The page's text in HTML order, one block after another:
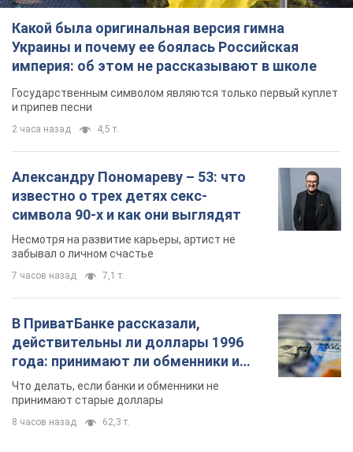
Какой была оригинальная версия гимна
Украины и почему ее боялась Российская
империя: об этом не рассказывают в школе
Государственным символом являются только первый куплет
и припев песни
2 часа назад 4,5 т.
Александру Пономареву – 53: что
известно о трех детях секс-
символа 90-х и как они выглядят
Несмотря на развитие карьеры, артист не
забывал о личном счастье
7 часов назад 7,1 т.
В ПриватБанке рассказали,
действительны ли доллары 1996
года: принимают ли обменники и
банки такие купюры
Что делать, если банки и обменники не
принимают старые доллары
8 часов назад 62,3 т.